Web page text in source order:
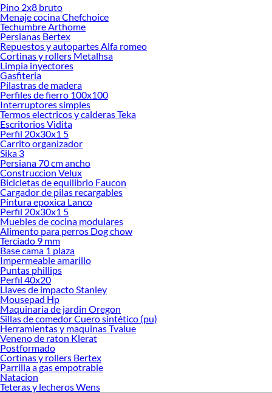
Pino 2x8 bruto
Menaje cocina Chefchoice
Techumbre Arthome
Persianas Bertex
Repuestos y autopartes Alfa romeo
Cortinas y rollers Metalhsa
Limpia inyectores
Gasfiteria
Pilastras de madera
Perfiles de fierro 100x100
Interruptores simples
Termos electricos y calderas Teka
Escritorios Vidita
Perfil 20x30x1 5
Carrito organizador
Sika 3
Persiana 70 cm ancho
Construccion Velux
Bicicletas de equilibrio Faucon
Cargador de pilas recargables
Pintura epoxica Lanco
Perfil 20x30x1 5
Muebles de cocina modulares
Alimento para perros Dog chow
Terciado 9 mm
Base cama 1 plaza
Impermeable amarillo
Puntas phillips
Perfil 40x20
Llaves de impacto Stanley
Mousepad Hp
Maquinaria de jardin Oregon
Sillas de comedor Cuero sintético (pu)
Herramientas y maquinas Tvalue
Veneno de raton Klerat
Postformado
Cortinas y rollers Bertex
Parrilla a gas empotrable
Natacion
Teteras y lecheros Wens